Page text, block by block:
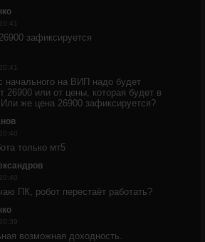
зафиксируется
начального на ВИП надо будет
26900 или от цены, которая будет в
же цена 26900 зафиксируется?
только мт5
ПК, робот перестаёт работать?
возможная доходность.